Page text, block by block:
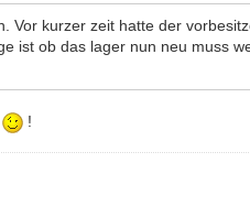
Vor kurzer zeit hatte der
ist ob das lager nun neu muss
!